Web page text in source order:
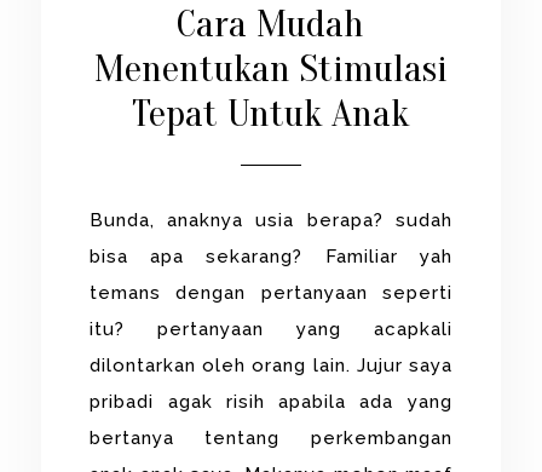
Cara Mudah
Menentukan Stimulasi
Tepat Untuk Anak
Bunda, anaknya usia berapa? sudah
bisa apa sekarang? Familiar yah
temans dengan pertanyaan seperti
itu? pertanyaan yang acapkali
dilontarkan oleh orang lain. Jujur saya
pribadi agak risih apabila ada yang
bertanya tentang perkembangan